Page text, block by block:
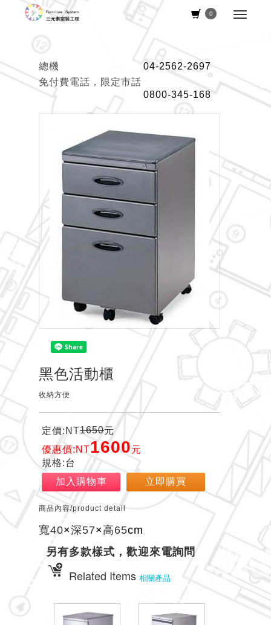
0
總機
04-2562-2697
免付費電話，限定市話
0800-345-168
黑色活動櫃
收納方便
定價:NT1650元
優惠價:NT1600元
規格:台
加入購物車
立即購買
商品內容/product detail
寬40×深57× 高65cm
另有多款樣式，歡迎來電詢問
Related Items 相關產品